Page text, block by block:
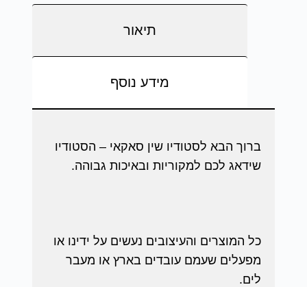
תיאור
מידע נוסף
ברוך הבא לסטודיו שין סאקאי – הסטודיו
שידאג לכם למקוריות ובאיכות גבוהה.
כל המוצרים והעיצובים נעשים על ידינו או
מפעלים שעמם עובדים בארץ או מעבר
לים.